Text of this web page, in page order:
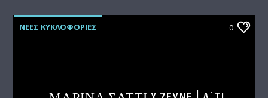
ΝΕΕΣ ΚΥΚΛΟΦΟΡΙΕΣ 0